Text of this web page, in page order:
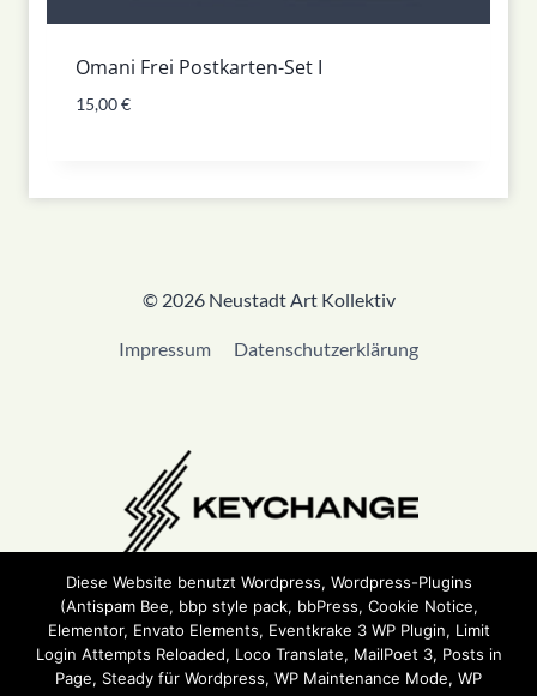
Omani Frei Postkarten-Set I
15,00€
© 2026 Neustadt Art Kollektiv
Impressum Datenschutzerklärung
Wir sind Teil vonKeychange und haben einePledge
unterzeichnet.
Diese Website benutzt Wordpress, Wordpress-Plugins
(Antispam Bee, bbp style pack, bbPress, Cookie Notice,
Elementor, Envato Elements, Eventkrake 3 WP Plugin, Limit
Login Attempts Reloaded, Loco Translate, MailPoet 3, Posts in
Page, Steady für Wordpress, WP Maintenance Mode, WP